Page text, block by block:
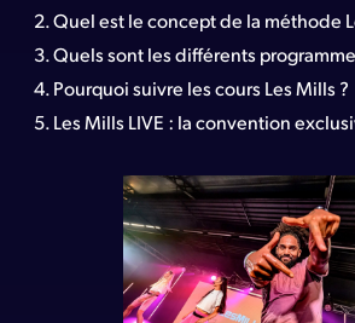
Quel est le concept de la méthode
Quels sont les différents
Pourquoi suivre les cours Les Mills ?
Les Mills LIVE : la convention